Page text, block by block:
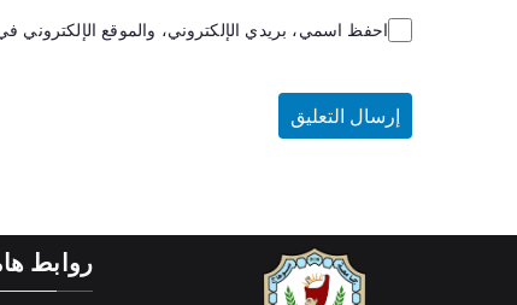
احفظ اسمي، بريدي الإلكتروني، والموقع الإلكتروني
روابط